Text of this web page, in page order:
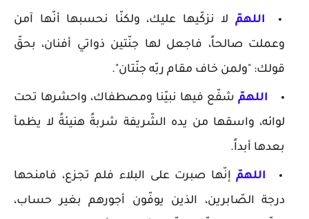
اللهمّ لا نزكّيها عليك، ولكنّا نحسبها أنّها آمن
وعملت صالحاً، فاجعل لها جنّتين ذواتي أفنان، بحقّ
قولك: "ولمن خاف مقام ربّه جنّتان".
اللهمّ شفّع فيها نبيّنا ومصطفاك، واحشرها تحت
لوائه، واسقها من يده الشّريفة شربةً هنيئةً لا يظمأ
بعدها أبداً.
اللهمّ إنّها صبرت على البلاء فلم تجزع، فامنحها
درجة الصّابرين، الذين يوفّون أجورهم بغير حساب،